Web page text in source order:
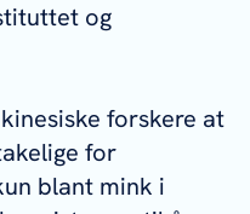
og
forskere at
for
blant mink i